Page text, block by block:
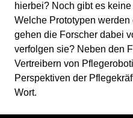
hierbei? Noch gibt es
Welche Prototypen
gehen die Forscher dabei
verfolgen sie? Neben den
Vertreibern von
Perspektiven der
Wort.